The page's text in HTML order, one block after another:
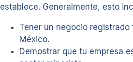
establece. Generalmente, esto
Tener un negocio registrado
México.
Demostrar que tu empresa